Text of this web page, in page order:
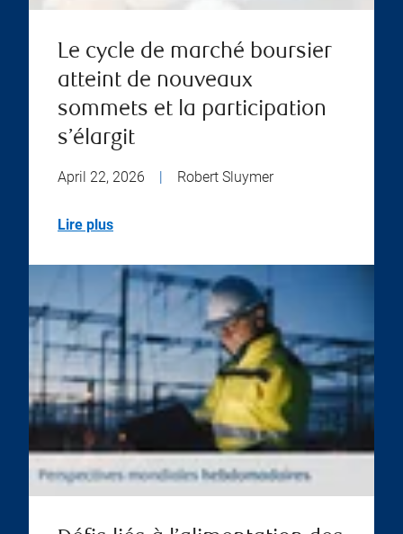
Le cycle de marché boursier
atteint de nouveaux
sommets et la participation
s’élargit
April 22, 2026 | Robert Sluymer
Lire plus